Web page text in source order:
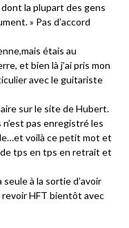
la plupart des gens
» Pas d’accord
étais au
et bien là j’ai pris mon
avec le guitariste
sur le site de Hubert.
pas enregistré les
voilà ce petit mot et
tps en tps en retrait et
seule à la sortie d’avoir
revoir HFT bientôt avec